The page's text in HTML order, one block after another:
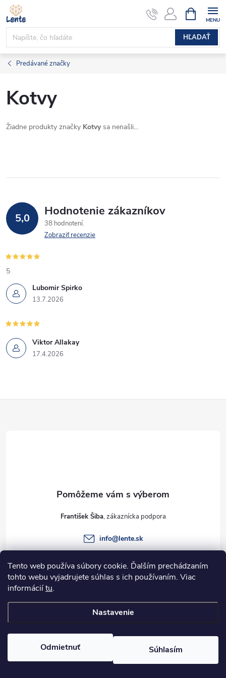
Tento web používa súbory cookie. Ďalším prechádzaním
tohto webu vyjadrujete súhlas s ich používaním. Viac
informáciítu.
Nastavenie
Odmietnuť Súhlasím
Prejsť
na
obsah
HĽADAŤ
KOŠÍK
Predávané značky
Kotvy
Žiadne produkty značky Kotvysa nenašli...
5,0 Hodnotenie zákazníkov
38 hodnotení
Zobraziť recenzie
Lubomir Spirko
13.7.2026
5
Viktor Allakay
17.4.2026
e
František Šiba
info@lente.sk
Informácie pre vás
. Všetky práva vyhradené.